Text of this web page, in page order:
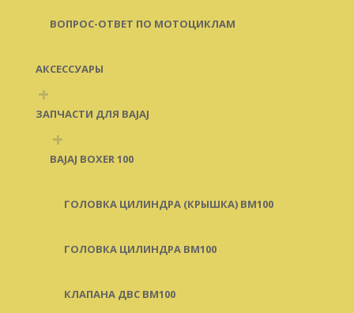
ВОПРОС-ОТВЕТ ПО МОТОЦИКЛАМ
АКСЕССУАРЫ
+
ЗАПЧАСТИ ДЛЯ BAJAJ
+
BAJAJ BOXER 100
ГОЛОВКА ЦИЛИНДРА (КРЫШКА) BM100
ГОЛОВКА ЦИЛИНДРА BM100
КЛАПАНА ДВС BM100